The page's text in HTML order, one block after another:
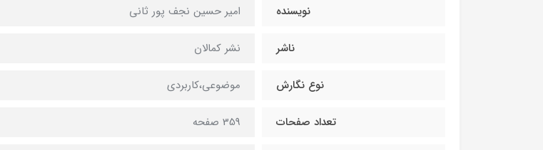
نویسنده امیر حسین نجف پور ثانی
ناشر نشر کمالان
نوع نگارش موضوعی،کاربردی
تعداد صفحات 359 صفحه